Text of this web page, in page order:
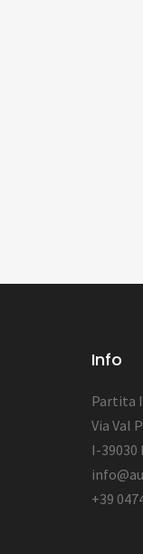
Info
Partita
Via Val
I-
+39